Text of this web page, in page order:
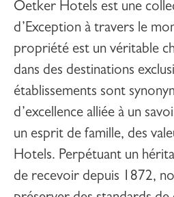
Oetker Hotels est une
d’Exception à travers le
propriété est un véritable
dans des destinations
établissements sont
d’excellence alliée à un
un esprit de famille, des
Hotels. Perpétuant un
de recevoir depuis 1872,